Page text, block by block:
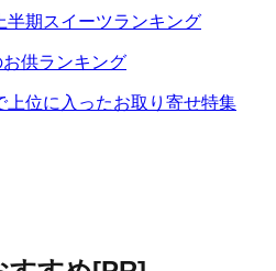
期スイーツランキング
供ランキング
上位に入ったお取り寄せ特集